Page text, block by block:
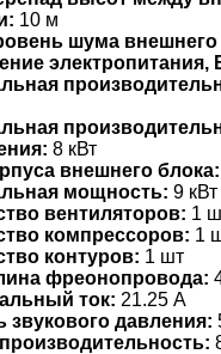
10 м
шума внешнего
электропитания,
8 кВт
внешнего блока:
мощность: 9 кВт
вентиляторов: 1
компрессоров: 1
контуров: 1 шт
фреонопровода:
ток: 21.25 А
звукового давления: